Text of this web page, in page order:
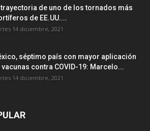
trayectoria de uno de los tornados más
de EE.UU....
14 diciembre, 2021
séptimo país con mayor aplicación
vacunas contra COVID-19: Marcelo...
14 diciembre, 2021